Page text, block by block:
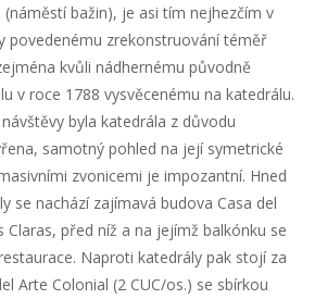
(náměstí bažin), je asi tím nejhezčím v
povedenému zrekonstruování téměř
kvůli nádhernému původně
v roce 1788 vysvěcenému na katedrálu.
byla katedrála z důvodu
samotný pohled na její symetrické
zvonicemi je impozantní. Hned
se nachází zajímavá budova Casa del
Claras, před níž a na jejímž balkónku se
Naproti katedrály pak stojí za
Arte Colonial (2 CUC/os.) se sbírkou